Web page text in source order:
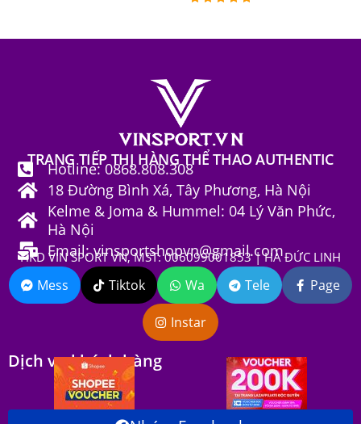
5 sao
TRANG TIẾP THỊ HÀNG THỂ THAO AUTHENTIC
Hotline: 0868.808.308
18 Đường Bình Xá, Tây Phương, Hà Nội
Kelme & Joma & Hummel: 04 Lý Văn Phức,
Hà Nội
Email: vinsportshopvn@gmail.com
HKD VIN SPORT VN, MST: 006099001853 | HÀ ĐỨC LINH
Mess Tiktok Wa Tele Page
Instar
Dịch vụ khách hàng